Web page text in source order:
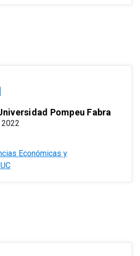
Pompeu Fabra
Económicas y